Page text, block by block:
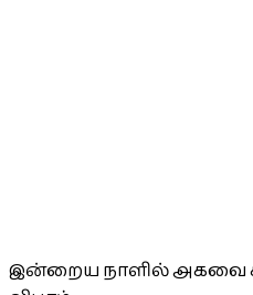
இன்றைய நாளில் அகவை